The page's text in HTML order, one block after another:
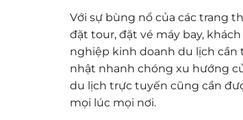
Với sự bùng nổ của các trang
đặt tour, đặt vé máy bay,
nghiệp kinh doanh du lịch
nhật nhanh chóng xu hướng
du lịch trực tuyến cũng cần
mọi lúc mọi nơi.